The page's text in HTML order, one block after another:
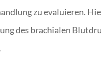
zu evaluieren.
des brachialen